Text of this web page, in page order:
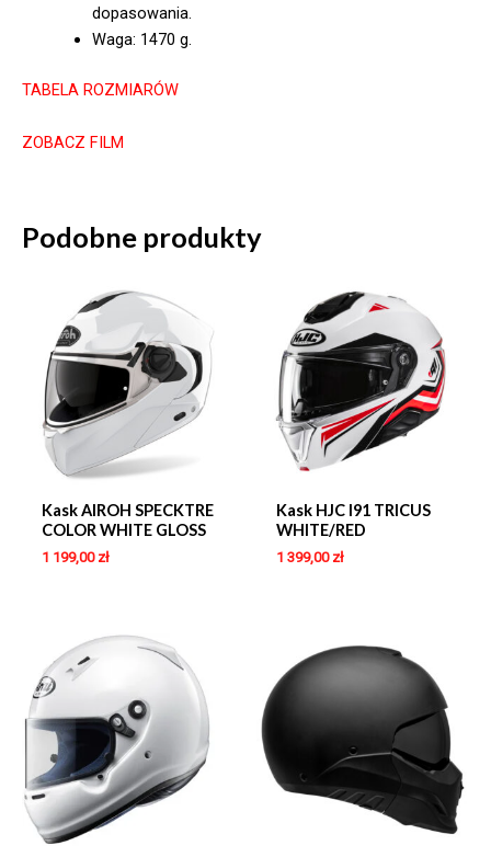
dopasowania.
Waga: 1470 g.
TABELA ROZMIARÓW
ZOBACZ FILM
Podobne produkty
Kask AIROH SPECKTRE
COLOR WHITE GLOSS
1 199,00 zł
Kask HJC I91 TRICUS
WHITE/RED
1 399,00 zł